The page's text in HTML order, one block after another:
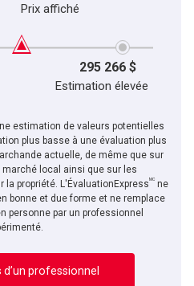
consentez à nos conditions d'utilisation et
de communiquer avec vous.
Prix affiché
295 266 $
Estimation élevée
estimation de valeurs potentielles
plus basse à une évaluation plus
actuelle, de même que sur
marché local ainsi que sur les
propriété. L'ÉvaluationExpressMC ne
bonne et due forme et ne remplace
personne par un professionnel
d’un professionnel